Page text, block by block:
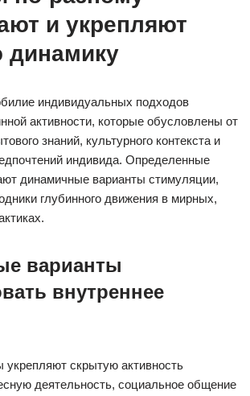
и укрепляют
динамику
индивидуальных подходов
активности, которые обусловлены от
знаний, культурного контекста и
индивида. Определенные
динамичные варианты стимуляции,
глубинного движения в мирных,
варианты
внутреннее
скрытую активность
деятельность, социальное общение